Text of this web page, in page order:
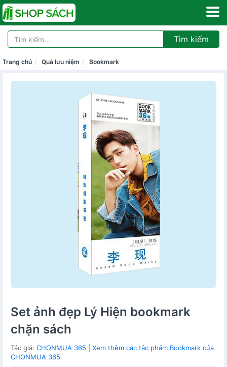
Tìm kiếm
Trang chủ Quà lưu niệm Bookmark
Set ảnh đẹp Lý Hiện bookmark
chặn sách
Tác giả: CHONMUA 365
Xem thêm các tác phẩm Bookmark của
CHONMUA 365